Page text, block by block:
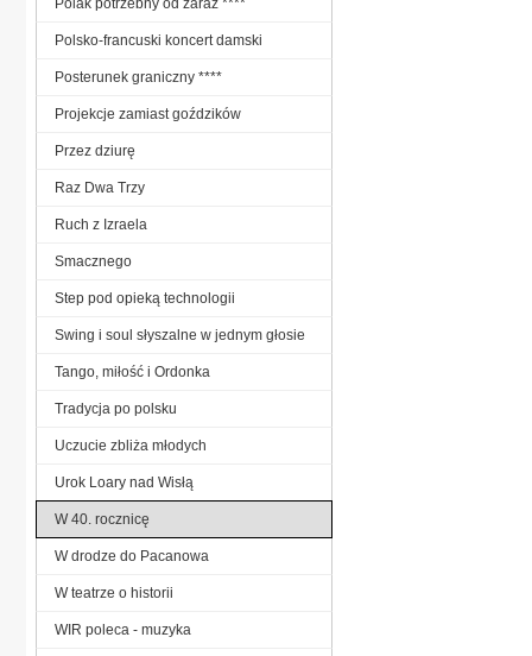
Polsko-francuski koncert damski
Posterunek graniczny ****
Projekcje zamiast goździków
Przez dziurę
Raz Dwa Trzy
Ruch z Izraela
Smacznego
Step pod opieką technologii
Swing i soul słyszalne w jednym głosie
Tango, miłość i Ordonka
Tradycja po polsku
Uczucie zbliża młodych
Urok Loary nad Wisłą
W 40. rocznicę
W drodze do Pacanowa
W teatrze o historii
WIR poleca - muzyka